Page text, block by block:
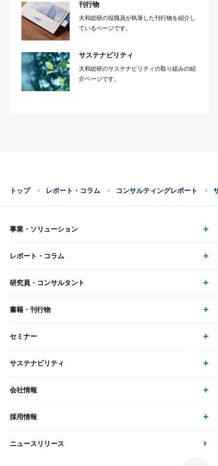
刊行物
大和総研の役職員が執筆した刊行物を紹介し
ているページです。
サステナビリティ
大和総研のサステナビリティの取り組みの紹
介ページです。
トップ レポート・コラム コンサルティングレポート
事業・ソリューション
事業・ソリューション トップ
リサーチ
大和総研の強み
先端テクノロジーに基づく新たな価値の創出
レポート・コラム
レポート・コラム トップ
最新のレポート・コラム
政策分析
研究員・コンサルタント
研究員・コンサルタント トップ
研究員
書籍・刊行物
書籍・刊行物 トップ
書籍
セミナー
セミナー トップ
現在受付中のセミナー・イベント
サステナビリティ
サステナビリティの取り組み
次世代社会への貢献
会社情報
会社情報 トップ
会社概要・役員一覧
採用情報
採用情報 トップ
ニュースリリース